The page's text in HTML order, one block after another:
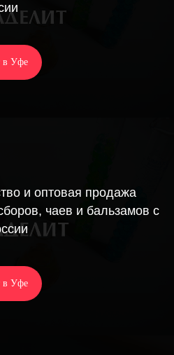
в Уфе
и оптовая продажа
чаев и бальзамов с
в Уфе